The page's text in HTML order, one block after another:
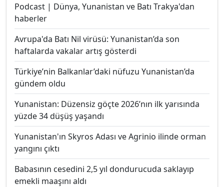
Podcast | Dünya, Yunanistan ve Batı Trakya'dan
haberler
Avrupa'da Batı Nil virüsü: Yunanistan’da son
haftalarda vakalar artış gösterdi
Türkiye’nin Balkanlar’daki nüfuzu Yunanistan’da
gündem oldu
Yunanistan: Düzensiz göçte 2026’nın ilk yarısında
yüzde 34 düşüş yaşandı
Yunanistan'ın Skyros Adası ve Agrinio ilinde orman
yangını çıktı
Babasının cesedini 2,5 yıl dondurucuda saklayıp
emekli maaşını aldı